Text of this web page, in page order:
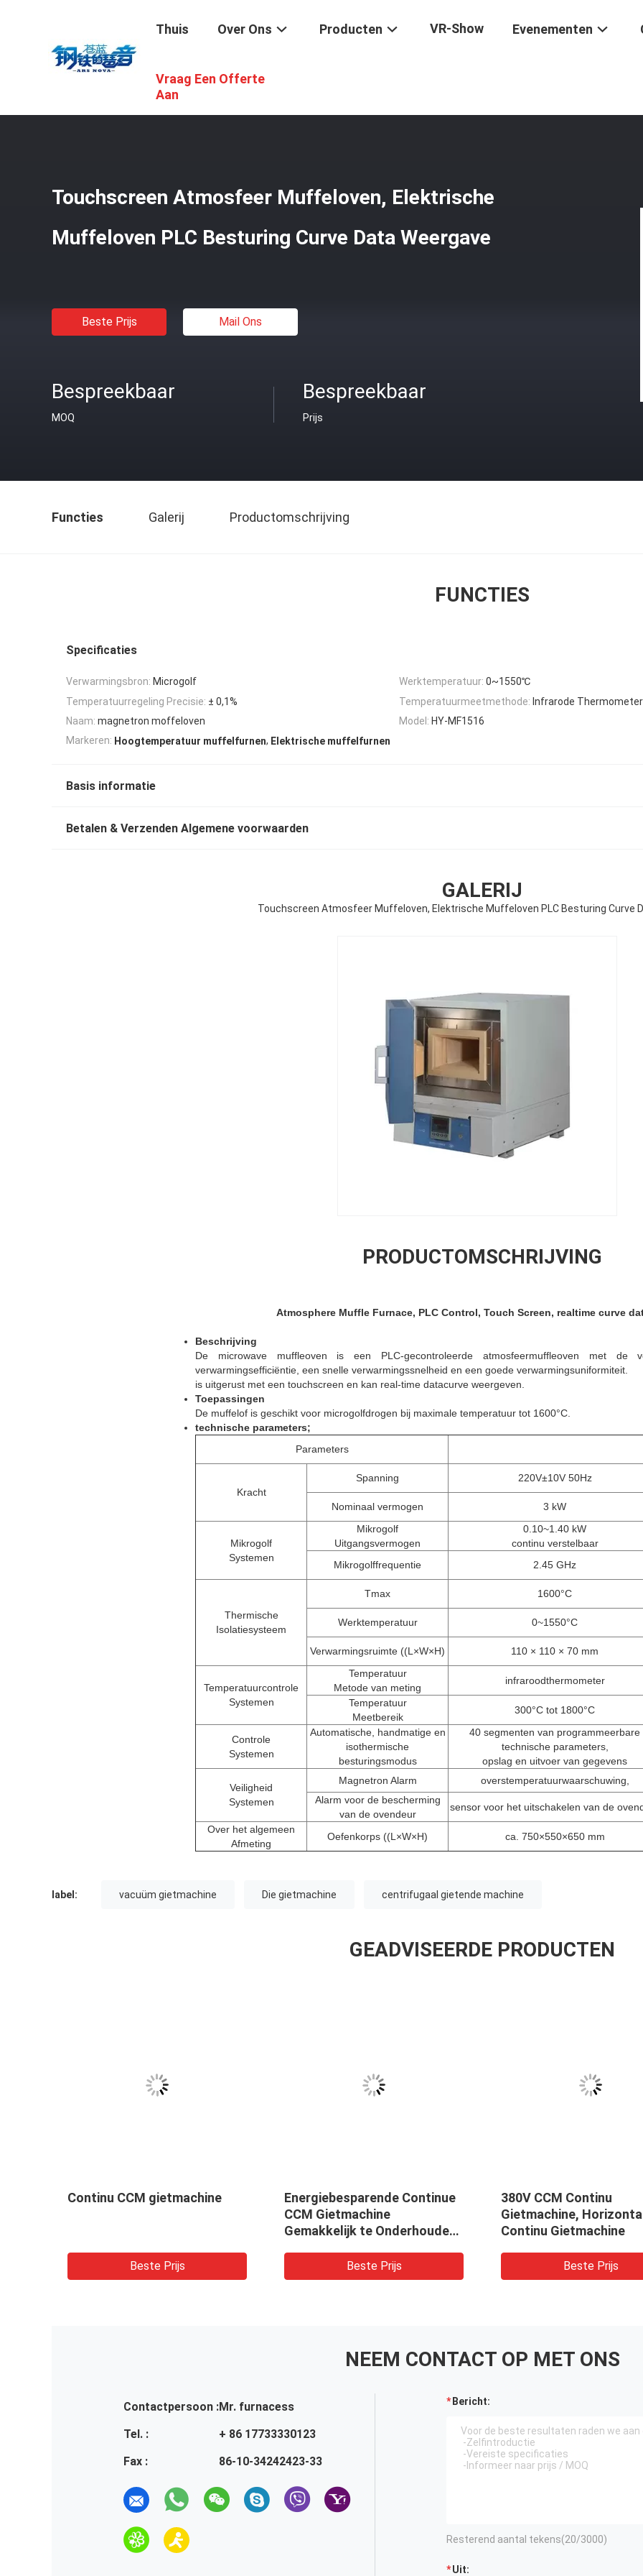
Thuis Over Ons Producten VR-Show Evenementen
Vraag Een Offerte
Aan
CCM Gietmachine / Touchscreen Atmosfeer Muffeloven, Elektrische Muffeloven PLC Besturing Curve
Touchscreen Atmosfeer Muffeloven, Elektrische
Muffeloven PLC Besturing Curve Data Weergave
Beste Prijs Mail Ons
Bespreekbaar
MOQ
Bespreekbaar
Prijs
Functies Galerij Productomschrijving
FUNCTIES
Specificaties
Verwarmingsbron: Microgolf Werktemperatuur: 0~1550℃
Temperatuurregeling Precisie: ± 0,1% Temperatuurmeetmethode: Infrarode Thermometer
Naam: magnetron moffeloven Model: HY-MF1516
Markeren: Hoogtemperatuur muffelfurnen, Elektrische muffelfurnen
Basis informatie
Betalen & Verzenden Algemene voorwaarden
GALERIJ
Touchscreen Atmosfeer Muffeloven, Elektrische Muffeloven PLC Besturing Curve
PRODUCTOMSCHRIJVING
Atmosphere Muffle Furnace, PLC Control, Touch Screen, realtime curve
Beschrijving
De microwave muffleoven is een PLC-gecontroleerde atmosfeermuffleoven met de
verwarmingsefficiëntie, een snelle verwarmingssnelheid en een goede verwarmingsuniformiteit.
is uitgerust met een touchscreen en kan real-time datacurve weergeven.
Toepassingen
De muffelof is geschikt voor microgolfdrogen bij maximale temperatuur tot 1600°C.
technische parameters;
Parameters
Kracht
Spanning 220V±10V 50Hz
Nominaal vermogen 3 kW
Mikrogolf
Systemen
Mikrogolf
Uitgangsvermogen
0.10~1.40 kW
continu verstelbaar
Mikrogolffrequentie
2.45 GHz
Thermische
Isolatiesysteem
Tmax 1600°C
Werktemperatuur 0~1550°C
Verwarmingsruimte ((L×W×H) 110 × 110 × 70 mm
Temperatuurcontrole
Systemen
Temperatuur
Metode van meting
infraroodthermometer
Temperatuur
Meetbereik
300°C tot 1800°C
Controle
Systemen
Automatische, handmatige en
isothermische
besturingsmodus
40 segmenten van programmeerbare
technische parameters,
opslag en uitvoer van gegevens
Veiligheid
Systemen
Magnetron Alarm
overstemperatuurwaarschuwing,
Alarm voor de bescherming
van de ovendeur
sensor voor het uitschakelen van de
Over het algemeen
Afmeting
Oefenkorps ((L×W×H) ca. 750×550×650 mm
label: vacuüm gietmachine Die gietmachine centrifugaal gietende machine
GEADVISEERDE PRODUCTEN
Continu CCM gietmachine
Beste Prijs
Energiebesparende Continue
CCM Gietmachine
Gemakkelijk te Onderhouden
Beste Prijs
380V CCM Continu
Gietmachine,
Continu Gietmachine
Beste Prijs
NEEM CONTACT OP MET ONS
Contactpersoon :Mr. furnacess
Tel. :
+ 86 17733330123
Fax :
86-10-34242423-33
Bericht:
Resterend aantal tekens(20/3000)
Uit: